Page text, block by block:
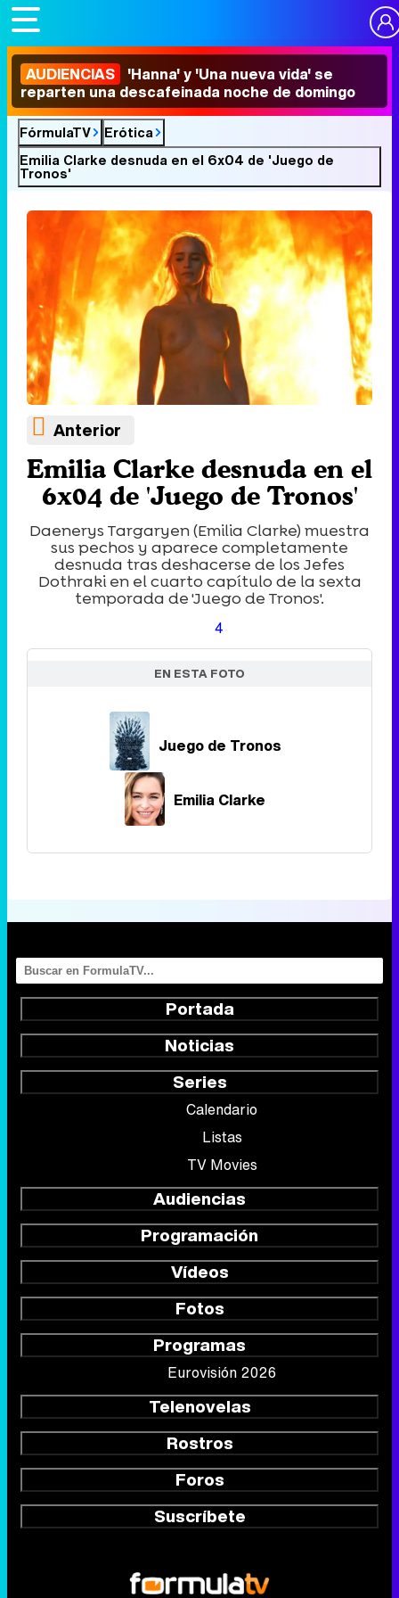
AUDIENCIAS 'Hanna' y 'Una nueva vida' se
reparten una descafeinada noche de domingo
FórmulaTV
Erótica
Emilia Clarke desnuda en el 6x04 de 'Juego de
Tronos'
Anterior
Emilia Clarke desnuda en el
6x04 de 'Juego de Tronos'
Daenerys Targaryen (Emilia Clarke) muestra
sus pechos y aparece completamente
desnuda tras deshacerse de los Jefes
Dothraki en el cuarto capítulo de la sexta
temporada de 'Juego de Tronos'.
4
EN ESTA FOTO
Juego de Tronos
Emilia Clarke
Portada
Noticias
Series
Calendario
Listas
TV Movies
Audiencias
Programación
Vídeos
Fotos
Programas
Eurovisión 2026
Telenovelas
Rostros
Foros
Suscríbete